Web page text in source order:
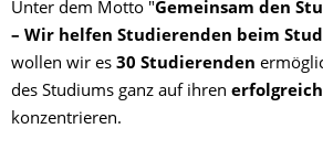
Unter dem Motto "Gemeinsam den
– Wir helfen Studierenden beim
wollen wir es 30 Studierenden
des Studiums ganz auf ihren
konzentrieren.